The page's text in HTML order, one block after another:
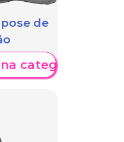
de
categoria